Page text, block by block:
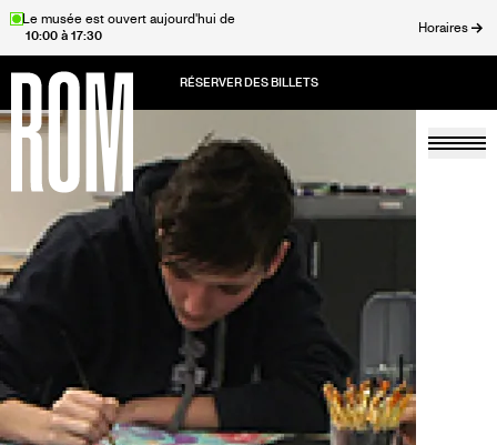
Aller
contenu
principal
Le musée est ouvert aujourd'hui de
10:00 à 17:30
Horaires